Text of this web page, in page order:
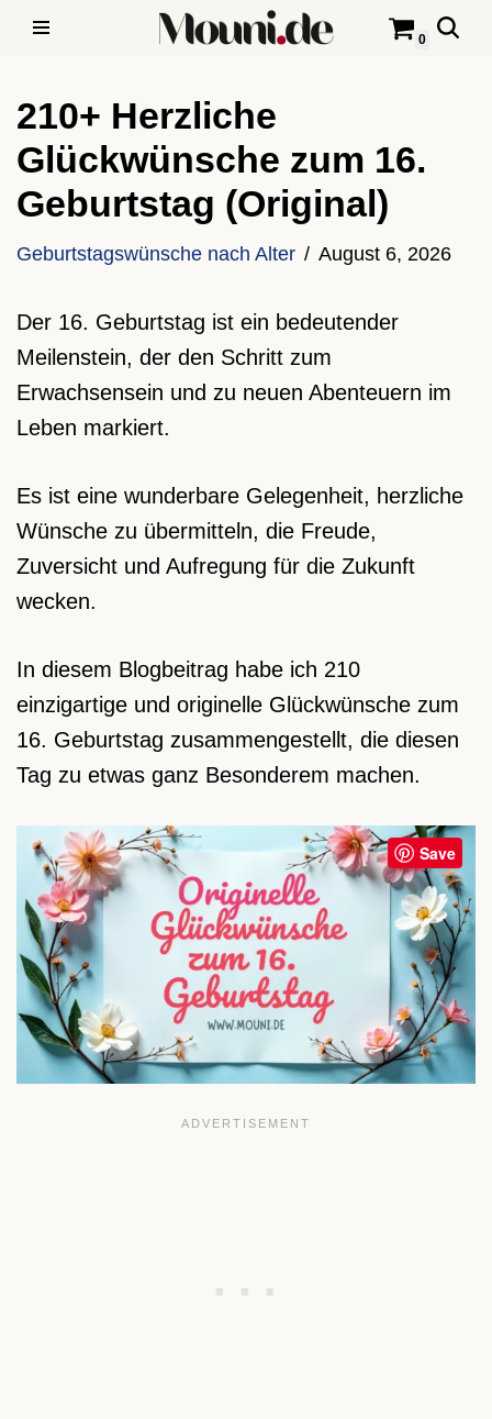
Inhalt
springen
0
210+ Herzliche
Glückwünsche zum 16.
Geburtstag (Original)
Geburtstagswünsche nach Alter August 6, 2026
Der 16. Geburtstag ist ein bedeutender
Meilenstein, der den Schritt zum
Erwachsensein und zu neuen Abenteuern im
Leben markiert.
Es ist eine wunderbare Gelegenheit, herzliche
Wünsche zu übermitteln, die Freude,
Zuversicht und Aufregung für die Zukunft
wecken.
In diesem Blogbeitrag habe ich 210
einzigartige und originelle Glückwünsche zum
16. Geburtstag zusammengestellt, die diesen
Tag zu etwas ganz Besonderem machen.
Save